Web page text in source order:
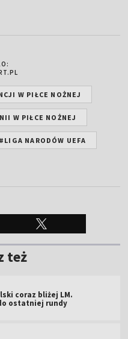
W PIŁCE NOŻNEJ
W PIŁCE NOŻNEJ
#LIGA NARODÓW UEFA
też
coraz bliżej LM.
ostatniej rundy